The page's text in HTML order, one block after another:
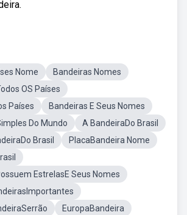
Nome
Bandeiras Nomes
OS Países
Países
Bandeiras E Seus Nomes
Do Mundo
A BandeiraDo Brasil
Brasil
PlacaBandeira Nome
EstrelasE Seus Nomes
EuropaBandeira